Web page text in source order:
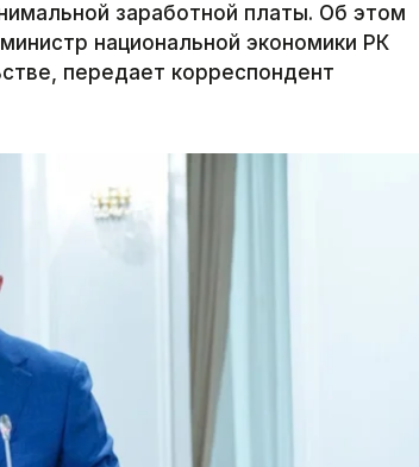
заработной платы. Об этом
национальной экономики РК
передает корреспондент